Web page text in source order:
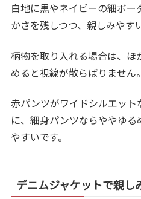
白地に黒やネイビーの細ボ
かさを残しつつ、親しみやす
柄物を取り入れる場合は、ほ
めると視線が散らばりません。
赤パンツがワイドシルエッ
に、細身パンツならややゆ
やすいです。
デニムジャケットで親し